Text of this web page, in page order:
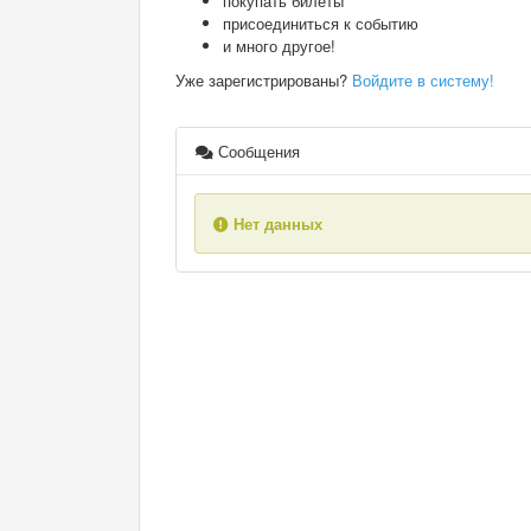
присоединиться к событию
и много другое!
Уже зарегистрированы? Войдите в систему!
Сообщения
Нет данных